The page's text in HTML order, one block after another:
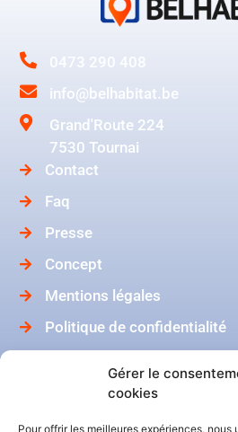
Gérer le
cookies
Pour offrir les meilleures expériences,
0473 290 408
info@belhabitat.be
Grand'Route 224
7530 Tournai
Contact
Faq
Presse
Concept
Mentions légales
Politique de confidentialité
Catalogue